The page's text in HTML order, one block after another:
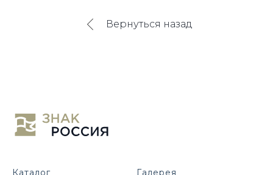
Вернуться назад
Каталог
Галерея